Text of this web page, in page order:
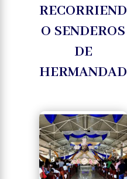
RECORRIEND
O SENDEROS
DE
HERMANDAD